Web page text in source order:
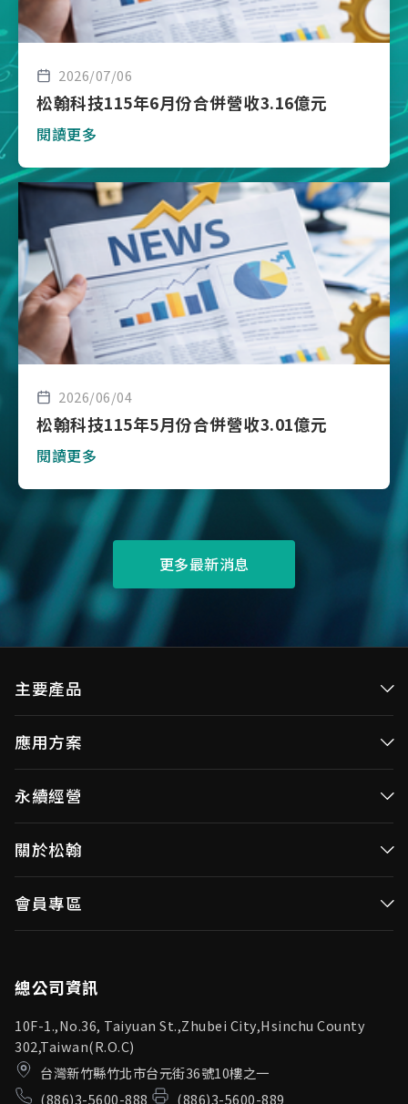
2026/07/06
松翰科技115年6月份合併營收3.16億元
閱讀更多
2026/06/04
松翰科技115年5月份合併營收3.01億元
閱讀更多
更多最新消息
主要產品
視訊/影像控制器
無線視頻傳輸
OID產品(Optical ID)
應用方案
視訊／影像控制器
無線視頻傳輸
永續經營
投資人專區
利害關係人
關於松翰
會員專區
總公司資訊
10F-1.,No.36, Taiyuan St.,Zhubei City,Hsinchu County
302,Taiwan(R.O.C)
台灣新竹縣竹北市台元街36號10樓之一
(886)3-5600-888
(886)3-5600-889